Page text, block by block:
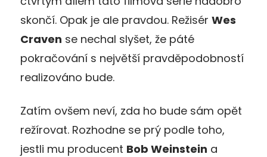
skončí. Opak je ale pravdou. Režisér Wes
Craven se nechal slyšet, že páté
pokračování s největší pravděpodobností
realizováno bude.
Zatím ovšem neví, zda ho bude sám opět
režírovat. Rozhodne se prý podle toho,
jestli mu producent Bob Weinstein a